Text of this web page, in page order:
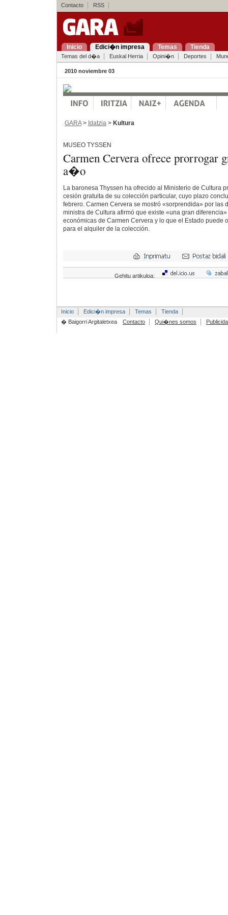
Contacto RSS
Inicio Edici�n impresa Temas Tienda
Temas del d�a Euskal Herria Opini�n Deportes
2010 noviembre 03
GARA> Idatzia > Kultura
MUSEO TYSSEN
Carmen Cervera ofrece prorrogar
a�o
La baronesa Thyssen ha ofrecido al Ministerio de Cultura
cesión gratuita de su colección particular, cuyo plazo
febrero. Carmen Cervera se mostró «sorprendida» por las
ministra de Cultura afirmó que existe «una gran
económicas de Carmen Cervera y lo que el Estado puede
para el alquiler de la colección.
Gehitu artikuloa:
Inicio Edici�n impresa Temas
Tienda
� Baigorri Argitaletxea
Contacto Qui�nes somos